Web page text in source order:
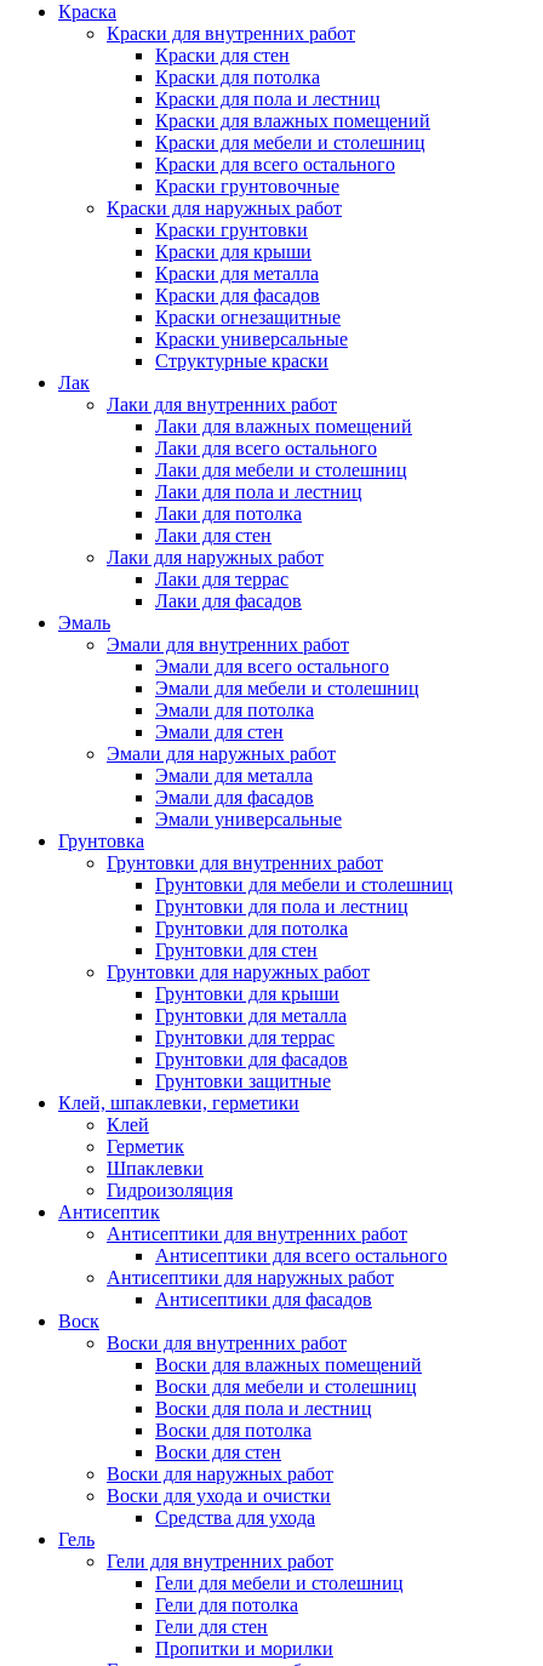
Краска
Краски для внутренних работ
Краски для стен
Краски для потолка
Краски для пола и лестниц
Краски для влажных помещений
Краски для мебели и столешниц
Краски для всего остального
Краски грунтовочные
Краски для наружных работ
Краски грунтовки
Краски для крыши
Краски для металла
Краски для фасадов
Краски огнезащитные
Краски универсальные
Структурные краски
Лак
Лаки для внутренних работ
Лаки для влажных помещений
Лаки для всего остального
Лаки для мебели и столешниц
Лаки для пола и лестниц
Лаки для потолка
Лаки для стен
Лаки для наружных работ
Лаки для террас
Лаки для фасадов
Эмаль
Эмали для внутренних работ
Эмали для всего остального
Эмали для мебели и столешниц
Эмали для потолка
Эмали для стен
Эмали для наружных работ
Эмали для металла
Эмали для фасадов
Эмали универсальные
Грунтовка
Грунтовки для внутренних работ
Грунтовки для мебели и столешниц
Грунтовки для пола и лестниц
Грунтовки для потолка
Грунтовки для стен
Грунтовки для наружных работ
Грунтовки для крыши
Грунтовки для металла
Грунтовки для террас
Грунтовки для фасадов
Грунтовки защитные
Клей, шпаклевки, герметики
Клей
Герметик
Шпаклевки
Гидроизоляция
Антисептик
Антисептики для внутренних работ
Антисептики для всего остального
Антисептики для наружных работ
Антисептики для фасадов
Воск
Воски для внутренних работ
Воски для влажных помещений
Воски для мебели и столешниц
Воски для пола и лестниц
Воски для потолка
Воски для стен
Воски для наружных работ
Воски для ухода и очистки
Средства для ухода
Гель
Гели для внутренних работ
Гели для мебели и столешниц
Гели для потолка
Гели для стен
Пропитки и морилки